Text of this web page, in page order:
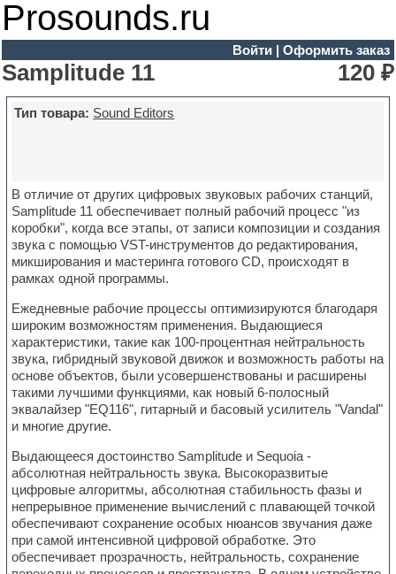
Prosounds.ru
Войти| Оформить заказ
Samplitude 11 120 ₽
Тип товара: Sound Editors
В отличие от других цифровых звуковых рабочих станций,
Samplitude 11 обеспечивает полный рабочий процесс "из
коробки", когда все этапы, от записи композиции и создания
звука с помощью VST-инструментов до редактирования,
микширования и мастеринга готового CD, происходят в
рамках одной программы.
Ежедневные рабочие процессы оптимизируются благодаря
широким возможностям применения. Выдающиеся
характеристики, такие как 100-процентная нейтральность
звука, гибридный звуковой движок и возможность работы на
основе объектов, были усовершенствованы и расширены
такими лучшими функциями, как новый 6-полосный
эквалайзер "EQ116", гитарный и басовый усилитель "Vandal"
и многие другие.
Выдающееся достоинство Samplitude и Sequoia -
абсолютная нейтральность звука. Высокоразвитые
цифровые алгоритмы, абсолютная стабильность фазы и
непрерывное применение вычислений с плавающей точкой
обеспечивают сохранение особых нюансов звучания даже
при самой интенсивной цифровой обработке. Это
обеспечивает прозрачность, нейтральность, сохранение